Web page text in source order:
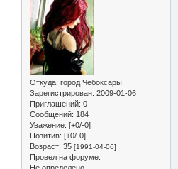
Откуда: город Чебоксары
Зарегистрирован: 2009-01-06
Приглашений: 0
Сообщений: 184
Уважение: [+0/-0]
Позитив: [+0/-0]
Возраст: 35 [1991-04-06]
Провел на форуме: